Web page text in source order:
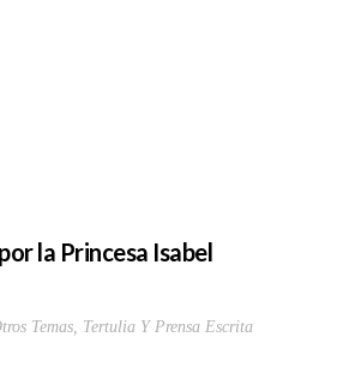
la Princesa Isabel
Temas, Tertulia Y Prensa Escrita